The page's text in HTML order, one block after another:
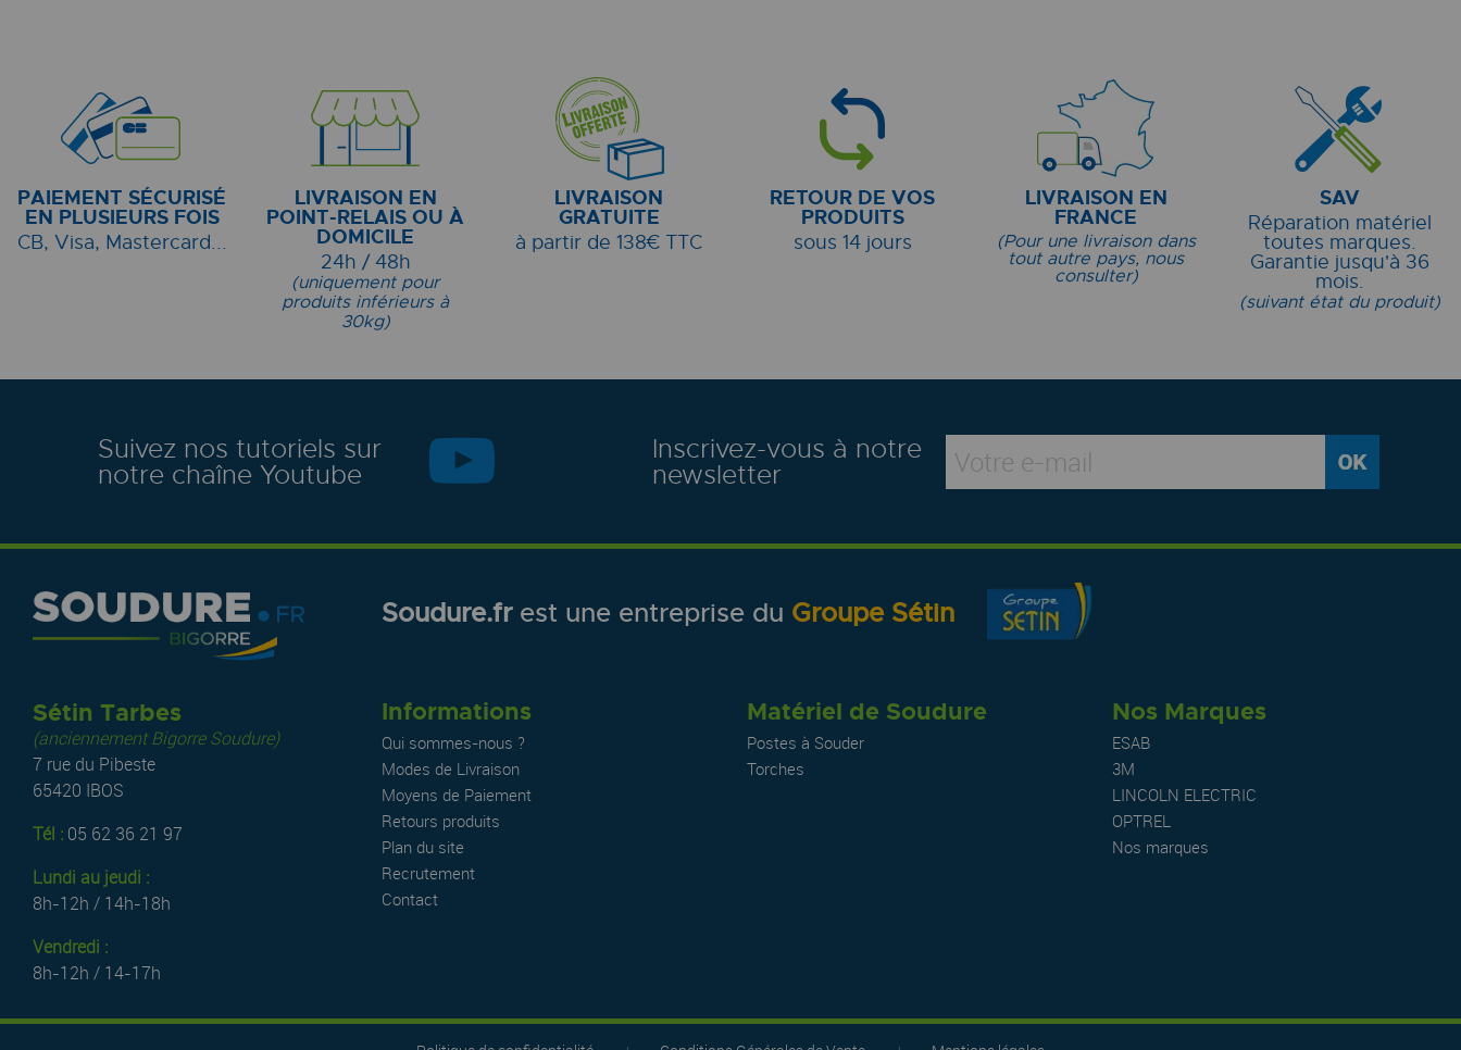
PAIEMENT SÉCURISÉ
EN PLUSIEURS FOIS
CB, Visa, Mastercard...
LIVRAISON EN
POINT-RELAIS OU À
DOMICILE
24h / 48h
(uniquement pour
produits inférieurs à
30kg)
LIVRAISON
GRATUITE
à partir de 138€ TTC
RETOUR DE VOS
PRODUITS
sous 14 jours
LIVRAISON EN
FRANCE
(Pour une livraison dans
tout autre pays, nous
consulter)
SAV
Réparation matériel
toutes marques.
Garantie jusqu'à 36
mois.
(suivant état du produit)
Suivez nos tutoriels sur
notre chaîne Youtube
Inscrivez-vous à notre
newsletter
Soudure.frest une entreprise du Groupe Sétin
Sétin Tarbes
(anciennement Bigorre Soudure)
7 rue du Pibeste
65420 IBOS
Tél : 05 62 36 21 97
Lundi au jeudi :
8h-12h / 14h-18h
Vendredi :
8h-12h / 14-17h
Informations
Qui sommes-nous ?
Modes de Livraison
Moyens de Paiement
Retours produits
Plan du site
Recrutement
Contact
Matériel de Soudure
Postes à Souder
Torches
Nos Marques
ESAB
3M
LINCOLN ELECTRIC
OPTREL
Nos marques